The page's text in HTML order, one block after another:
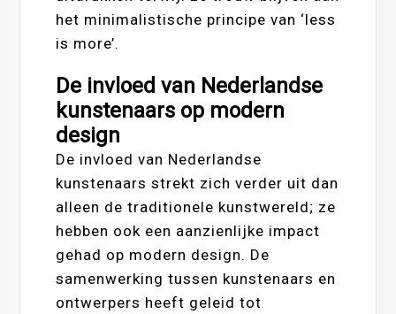
het minimalistische principe van ‘less
is more’.
De invloed van Nederlandse
kunstenaars op modern
design
De invloed van Nederlandse
kunstenaars strekt zich verder uit dan
alleen de traditionele kunstwereld; ze
hebben ook een aanzienlijke impact
gehad op modern design. De
samenwerking tussen kunstenaars en
ontwerpers heeft geleid tot